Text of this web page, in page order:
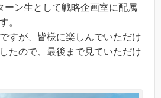
ーン生として戦略企画室に配属
。
すが、皆様に楽しんでいただけ
たので、最後まで見ていただけ